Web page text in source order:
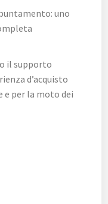
uno
il supporto
d’acquisto
e per la moto dei